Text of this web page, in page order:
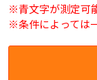
※青文字が測定可
※条件によっては